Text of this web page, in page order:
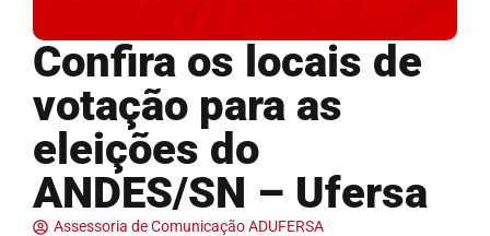
Confira os locais de
votação para as
eleições do
ANDES/SN – Ufersa
Assessoria de Comunicação ADUFERSA